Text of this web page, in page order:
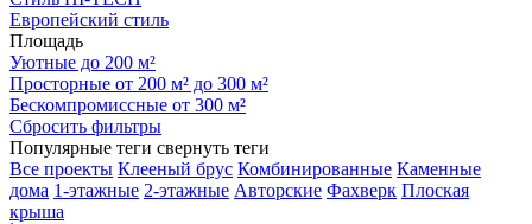
Европейский стиль
Площадь
Уютные до 200 м²
Просторные от 200 м² до 300 м²
Бескомпромиссные от 300 м²
Сбросить фильтры
Популярные теги свернуть теги
Все проекты Клееный брус Комбинированные Каменные
дома 1-этажные 2-этажные Авторские Фахверк Плоская
крыша